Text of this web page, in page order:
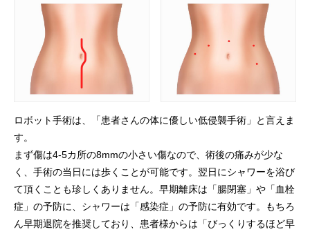
ロボット手術は、「患者さんの体に優しい低侵襲手術」と言えま
す。
まず傷は4-5カ所の8mmの小さい傷なので、術後の痛みが少な
く、手術の当日には歩くことが可能です。翌日にシャワーを浴び
て頂くことも珍しくありません。早期離床は「腸閉塞」や「血栓
症」の予防に、シャワーは「感染症」の予防に有効です。もちろ
ん早期退院を推奨しており、患者様からは「びっくりするほど早